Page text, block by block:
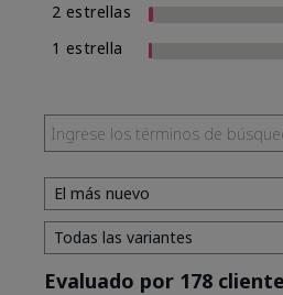
2 estrellas
1 estrella
Evaluado por 178